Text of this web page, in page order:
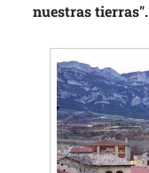
nuestras tierras".